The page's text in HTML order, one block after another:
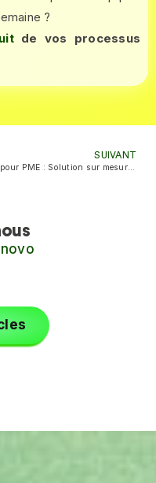
?
de vos processus
SUIVANT
RPA pour PME : Solution sur mesure avec financement mensuel accessible